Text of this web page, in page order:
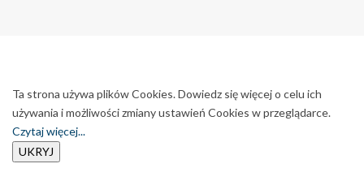
Ta strona używa plików Cookies. Dowiedz się więcej o celu ich
używania i możliwości zmiany ustawień Cookies w przeglądarce.
Czytaj więcej...